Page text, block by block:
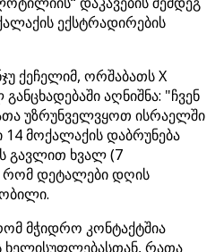
ექსტრადირების
ქეჩელიმ, ორშაბათს X
აღნიშნა: "ჩვენ
უზრუნველვყოთ ისრაელში
14 მოქალაქის დაბრუნება
გავლით ხვალ (7
რომ დეტალები დღის
მჭიდრო კონტაქტშია
ხელისუფლებასთან, რათა